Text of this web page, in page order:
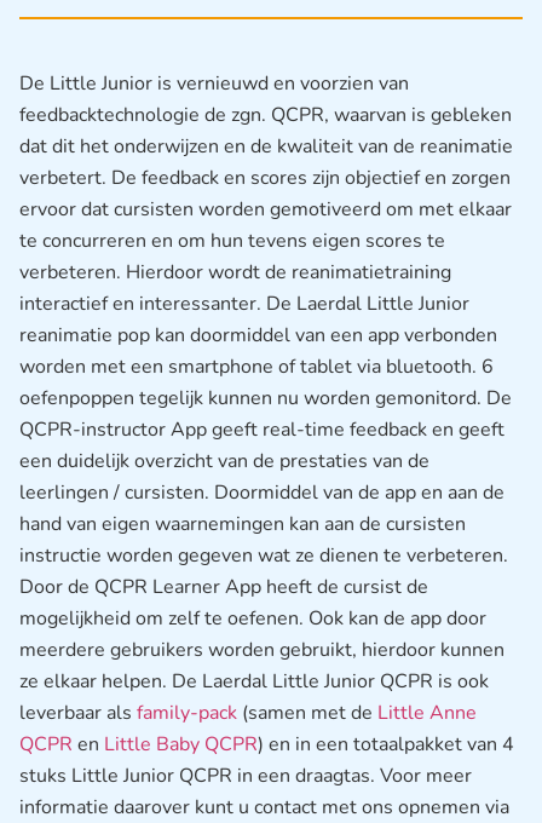
De Little Junior is vernieuwd en voorzien van
feedbacktechnologie de zgn. QCPR, waarvan is gebleken
dat dit het onderwijzen en de kwaliteit van de reanimatie
verbetert. De feedback en scores zijn objectief en zorgen
ervoor dat cursisten worden gemotiveerd om met elkaar
te concurreren en om hun tevens eigen scores te
verbeteren. Hierdoor wordt de reanimatietraining
interactief en interessanter. De Laerdal Little Junior
reanimatie pop kan doormiddel van een app verbonden
worden met een smartphone of tablet via bluetooth. 6
oefenpoppen tegelijk kunnen nu worden gemonitord. De
QCPR-instructor App geeft real-time feedback en geeft
een duidelijk overzicht van de prestaties van de
leerlingen / cursisten. Doormiddel van de app en aan de
hand van eigen waarnemingen kan aan de cursisten
instructie worden gegeven wat ze dienen te verbeteren.
Door de QCPR Learner App heeft de cursist de
mogelijkheid om zelf te oefenen. Ook kan de app door
meerdere gebruikers worden gebruikt, hierdoor kunnen
ze elkaar helpen. De Laerdal Little Junior QCPR is ook
leverbaar als family-pack (samen met de Little Anne
QCPR en Little Baby QCPR) en in een totaalpakket van 4
stuks Little Junior QCPR in een draagtas. Voor meer
informatie daarover kunt u contact met ons opnemen via